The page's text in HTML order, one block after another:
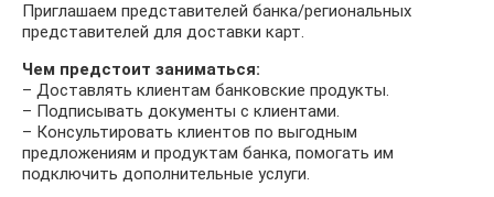
Приглашаем представителей банка/региональных
представителей для доставки карт.
Чем предстоит заниматься:
– Доставлять клиентам банковские продукты.
– Подписывать документы с клиентами.
– Консультировать клиентов по выгодным
предложениям и продуктам банка, помогать им
подключить дополнительные услуги.